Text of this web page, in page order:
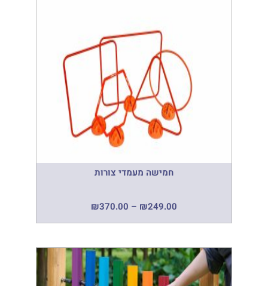
חמישה מעמדי צורות
₪249.00
–
₪370.00